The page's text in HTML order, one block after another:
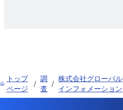
トップ
ページ
/
調
査
/
株式会社グローバル
インフォメーション